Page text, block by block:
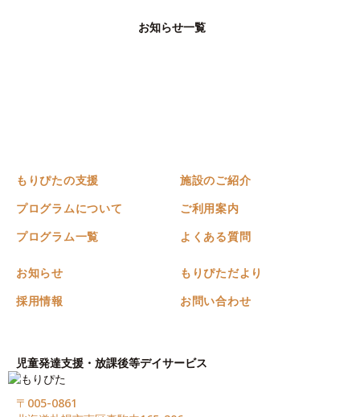
お知らせ一覧
もりぴたの支援
プログラムについて
プログラム一覧
施設のご紹介
ご利用案内
よくある質問
お知らせ
もりぴただより
採用情報
お問い合わせ
児童発達支援・放課後等デイサービス
〒005-0861